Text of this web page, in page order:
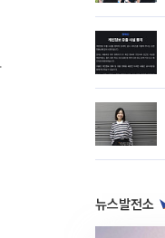
뉴스발전소